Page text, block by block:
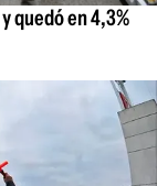
quedó en 4,3%